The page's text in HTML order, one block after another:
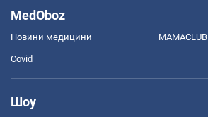
MedOboz
Новини медицини MAMACLUB
Covid
Шоу